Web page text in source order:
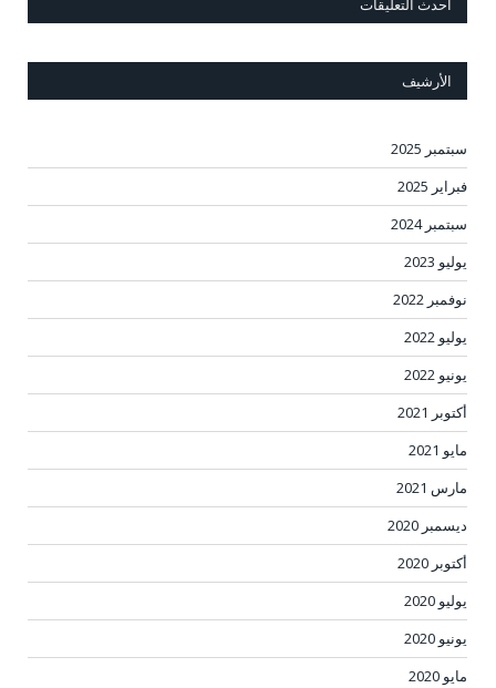
أحدث التعليقات
الأرشيف
سبتمبر 2025
فبراير 2025
سبتمبر 2024
يوليو 2023
نوفمبر 2022
يوليو 2022
يونيو 2022
أكتوبر 2021
مايو 2021
مارس 2021
ديسمبر 2020
أكتوبر 2020
يوليو 2020
يونيو 2020
مايو 2020